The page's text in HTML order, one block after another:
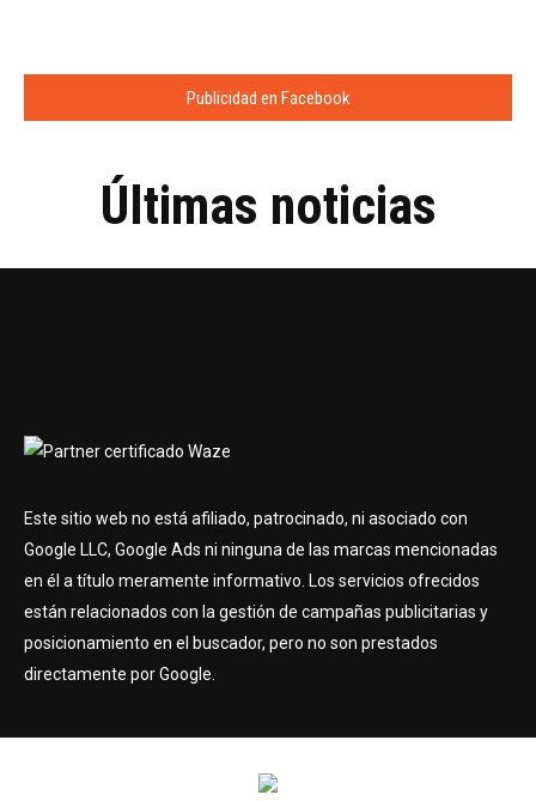
Publicidad en Facebook
Últimas noticias
Este sitio web no está afiliado, patrocinado, ni asociado con
Google LLC, Google Ads ni ninguna de las marcas mencionadas
en él a título meramente informativo. Los servicios ofrecidos
están relacionados con la gestión de campañas publicitarias y
posicionamiento en el buscador, pero no son prestados
directamente por Google.